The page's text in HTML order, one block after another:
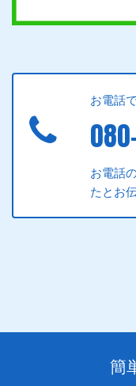
お電話
お電話
たとお
簡